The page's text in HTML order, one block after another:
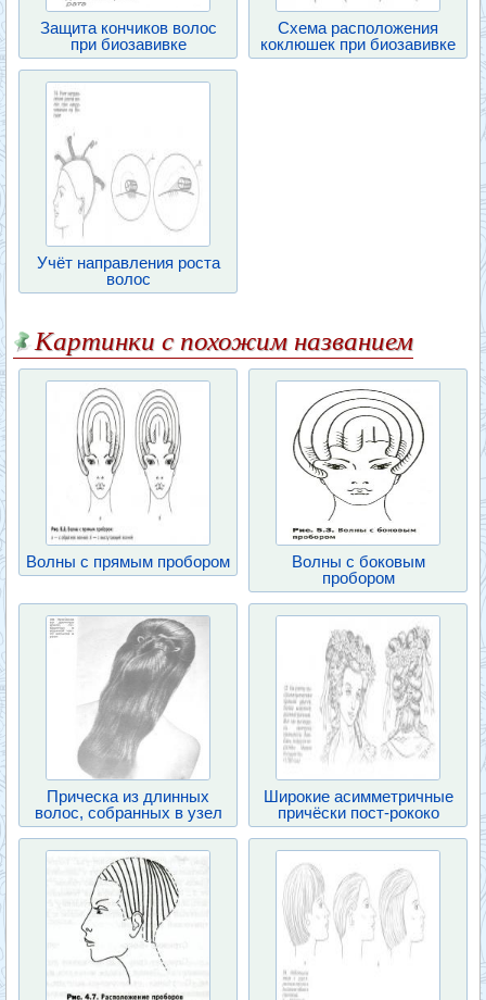
Защита кончиков волос
при биозавивке
Схема расположения
коклюшек при биозавивке
Учёт направления роста
волос
Картинки с похожим названием
Волны с прямым пробором
Волны с боковым
пробором
Прическа из длинных
волос, собранных в узел
Широкие асимметричные
причёски пост-рококо